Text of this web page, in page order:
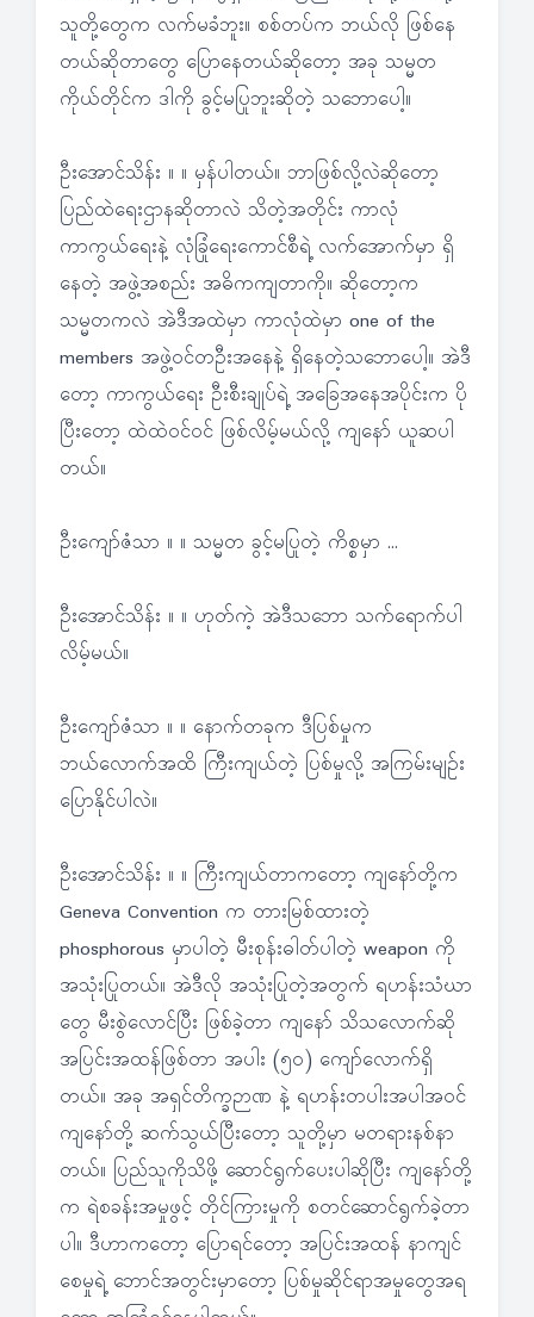
သူတို့တွေက လက်မခံဘူး။ စစ်တပ်က ဘယ်လို ဖြစ်နေ
တယ်ဆိုတာတွေ ပြောနေတယ်ဆိုတော့ အခု သမ္မတ
ကိုယ်တိုင်က ဒါကို ခွင့်မပြုဘူးဆိုတဲ့ သဘောပေါ့။
ဦးအောင်သိန်း ။ ။ မှန်ပါတယ်။ ဘာဖြစ်လို့လဲဆိုတော့
ပြည်ထဲရေးဌာနဆိုတာလဲ သိတဲ့အတိုင်း ကာလုံ
ကာကွယ်ရေးနဲ့ လုံခြုံရေးကောင်စီရဲ့ လက်အောက်မှာ ရှိ
နေတဲ့ အဖွဲ့အစည်း အဓိကကျတာကို။ ဆိုတော့က
သမ္မတကလဲ အဲဒီအထဲမှာ ကာလုံထဲမှာ one of the
members အဖွဲ့ဝင်တဦးအနေနဲ့ ရှိနေတဲ့သဘောပေါ့။ အဲဒီ
တော့ ကာကွယ်ရေး ဦးစီးချုပ်ရဲ့ အခြေအနေအပိုင်းက ပို
ပြီးတော့ ထဲထဲဝင်ဝင် ဖြစ်လိမ့်မယ်လို့ ကျနော် ယူဆပါ
တယ်။
ဦးကျော်ဇံသာ ။ ။ သမ္မတ ခွင့်မပြုတဲ့ ကိစ္စမှာ ...
ဦးအောင်သိန်း ။ ။ ဟုတ်ကဲ့ အဲဒီသဘော သက်ရောက်ပါ
လိမ့်မယ်။
ဦးကျော်ဇံသာ ။ ။ နောက်တခုက ဒီပြစ်မှုက
ဘယ်လောက်အထိ ကြီးကျယ်တဲ့ ပြစ်မှုလို့ အကြမ်းမျဉ်း
ပြောနိုင်ပါလဲ။
ဦးအောင်သိန်း ။ ။ ကြီးကျယ်တာကတော့ ကျနော်တို့က
Geneva Convention က တားမြစ်ထားတဲ့
phosphorous မှာပါတဲ့ မီးစုန်းဓါတ်ပါတဲ့ weapon ကို
အသုံးပြုတယ်။ အဲဒီလို အသုံးပြုတဲ့အတွက် ရဟန်းသံဃာ
တွေ မီးစွဲလောင်ပြီး ဖြစ်ခဲ့တာ ကျနော် သိသလောက်ဆို
အပြင်းအထန်ဖြစ်တာ အပါး (၅၀) ကျော်လောက်ရှိ
တယ်။ အခု အရှင်တိက္ခဉာဏ နဲ့ ရဟန်းတပါးအပါအဝင်
ကျနော်တို့ ဆက်သွယ်ပြီးတော့ သူတို့မှာ မတရားနစ်နာ
တယ်။ ပြည်သူကိုသိဖို့ ဆောင်ရွက်ပေးပါဆိုပြီး ကျနော်တို့
က ရဲစခန်းအမှုဖွင့် တိုင်ကြားမှုကို စတင်ဆောင်ရွက်ခဲ့တာ
ပါ။ ဒီဟာကတော့ ပြောရင်တော့ အပြင်းအထန် နာကျင်
စေမှုရဲ့ ဘောင်အတွင်းမှာတော့ ပြစ်မှုဆိုင်ရာအမှုတွေအရ